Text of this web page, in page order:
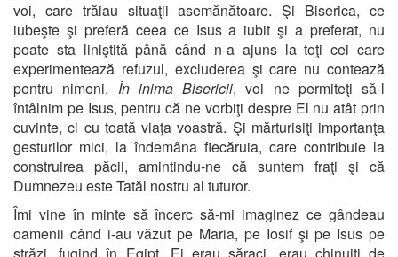
voi, care trăiau situaţii asemănătoare. Şi Biserica, ce
iubeşte şi preferă ceea ce Isus a iubit şi a preferat, nu
poate sta liniştită până când n-a ajuns la toţi cei care
experimentează refuzul, excluderea şi care nu contează
pentru nimeni. În inima Bisericii, voi ne permiteţi să-l
întâlnim pe Isus, pentru că ne vorbiţi despre El nu atât prin
cuvinte, ci cu toată viaţa voastră. Şi mărturisiţi importanţa
gesturilor mici, la îndemâna fiecăruia, care contribuie la
construirea păcii, amintindu-ne că suntem fraţi şi că
Dumnezeu este Tatăl nostru al tuturor.
Îmi vine în minte să încerc să-mi imaginez ce gândeau
oamenii când i-au văzut pe Maria, pe Iosif şi pe Isus pe
străzi, fugind în Egipt. Ei erau săraci, erau chinuiţi de